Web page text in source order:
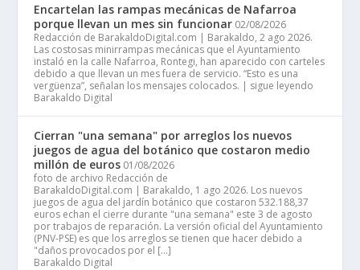
Encartelan las rampas mecánicas de Nafarroa
porque llevan un mes sin funcionar 02/08/2026
Redacción de BarakaldoDigital.com | Barakaldo, 2 ago 2026.
Las costosas minirrampas mecánicas que el Ayuntamiento
instaló en la calle Nafarroa, Rontegi, han aparecido con carteles
debido a que llevan un mes fuera de servicio. “Esto es una
vergüenza”, señalan los mensajes colocados. | sigue leyendo
Barakaldo Digital
Cierran "una semana" por arreglos los nuevos
juegos de agua del botánico que costaron medio
millón de euros 01/08/2026
foto de archivo Redacción de
BarakaldoDigital.com | Barakaldo, 1 ago 2026. Los nuevos
juegos de agua del jardín botánico que costaron 532.188,37
euros echan el cierre durante "una semana" este 3 de agosto
por trabajos de reparación. La versión oficial del Ayuntamiento
(PNV-PSE) es que los arreglos se tienen que hacer debido a
"daños provocados por el […]
Barakaldo Digital